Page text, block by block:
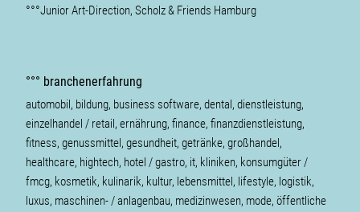
°°°Junior Art-Direction, Scholz & Friends Hamburg
°°° branchenerfahrung
automobil, bildung, business software, dental, dienstleistung,
einzelhandel / retail, ernährung, finance, finanzdienstleistung,
fitness, genussmittel, gesundheit, getränke, großhandel,
healthcare, hightech, hotel / gastro, it, kliniken, konsumgüter /
fmcg, kosmetik, kulinarik, kultur, lebensmittel, lifestyle, logistik,
luxus, maschinen- / anlagenbau, medizinwesen, mode, öffentliche